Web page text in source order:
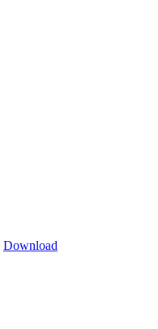
Download